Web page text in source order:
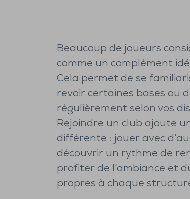
Beaucoup de joueurs
comme un complément
Cela permet de se
revoir certaines bases ou
régulièrement selon vos
Rejoindre un club ajoute
différente : jouer avec
découvrir un rythme de
profiter de l’ambiance et
propres à chaque